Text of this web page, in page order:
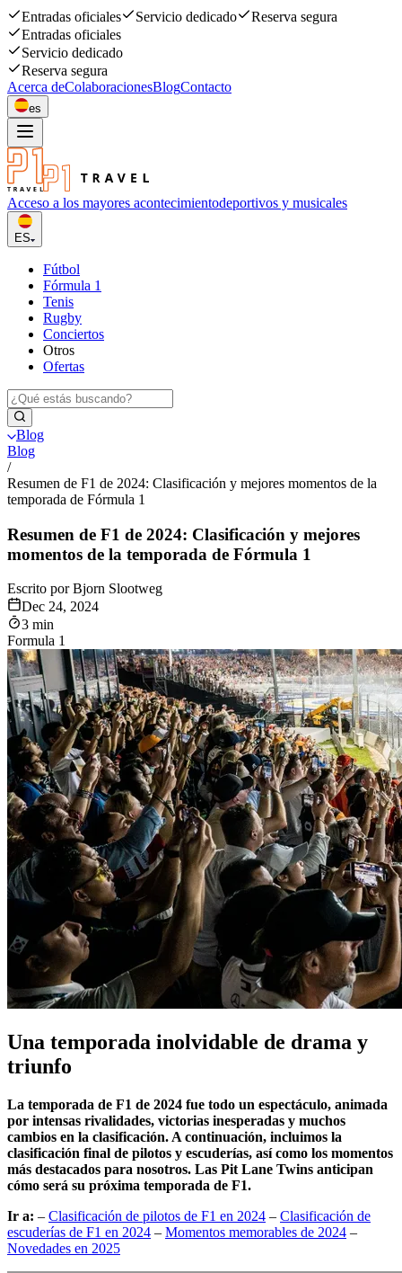
Entradas oficiales Servicio dedicado
Reserva segura
Entradas oficiales
Servicio dedicado
Reserva segura
Acerca deColaboracionesBlogContacto
es
Acceso a los mayores acontecimientodeportivos y musicales
ES
Fútbol
Fórmula 1
Tenis
Rugby
Conciertos
Otros
Ofertas
Blog
Blog
/
Resumen de F1 de 2024: Clasificación y mejores momentos de la
temporada de Fórmula 1
Resumen de F1 de 2024: Clasificación y mejores
momentos de la temporada de Fórmula 1
Escrito por Bjorn Slootweg
Dec 24, 2024
3 min
Formula 1
Una temporada inolvidable de drama y
triunfo
La temporada de F1 de 2024 fue todo un espectáculo, animada
por intensas rivalidades, victorias inesperadas y muchos
cambios en la clasificación. A continuación, incluimos la
clasificación final de pilotos y escuderías, así como los momentos
más destacados para nosotros. Las Pit Lane Twins anticipan
cómo será su próxima temporada de F1.
Ir a: – Clasificación de pilotos de F1 en 2024 – Clasificación de
escuderías de F1 en 2024 – Momentos memorables de 2024 –
Novedades en 2025